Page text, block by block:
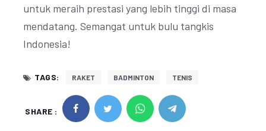
untuk meraih prestasi yang lebih tinggi di masa
mendatang. Semangat untuk bulu tangkis
Indonesia!
TAGS: RAKET BADMINTON TENIS
SHARE :